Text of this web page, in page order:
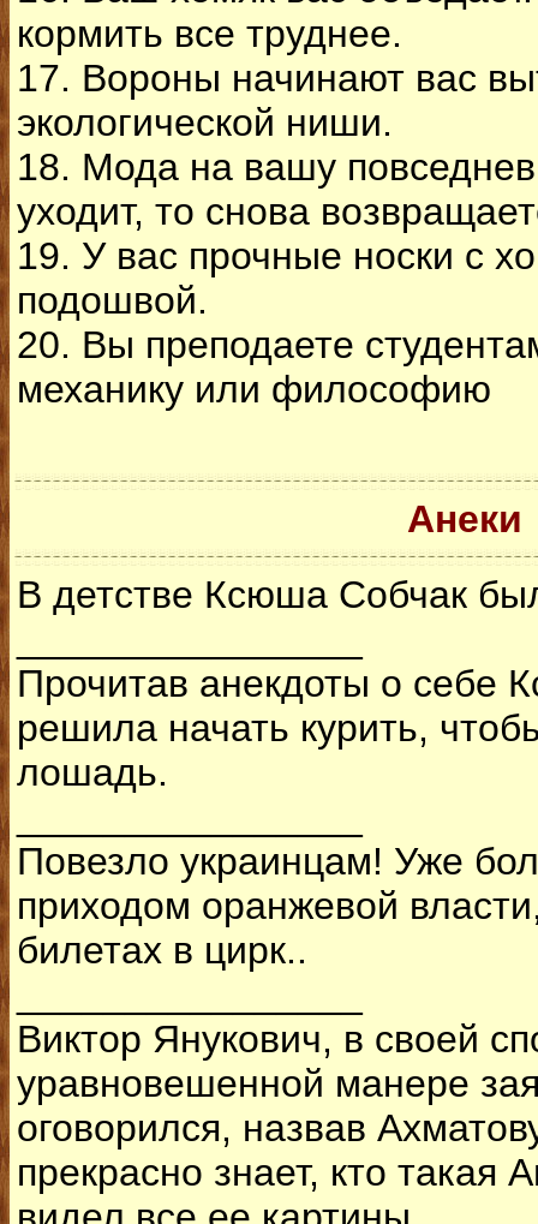
кормить все труднее.
17. Вороны начинают вас
экологической ниши.
18. Мода на вашу
уходит, то снова
19. У вас прочные носки с
подошвой.
20. Вы преподаете
механику или философию
Анеки
В детстве Ксюша Собчак
Прочитав анекдоты о себе
решила начать курить,
лошадь.
Повезло украинцам! Уже
приходом оранжевой
билетах в цирк..
Виктор Янукович, в своей
уравновешенной манере
оговорился, назвав
прекрасно знает, кто такая